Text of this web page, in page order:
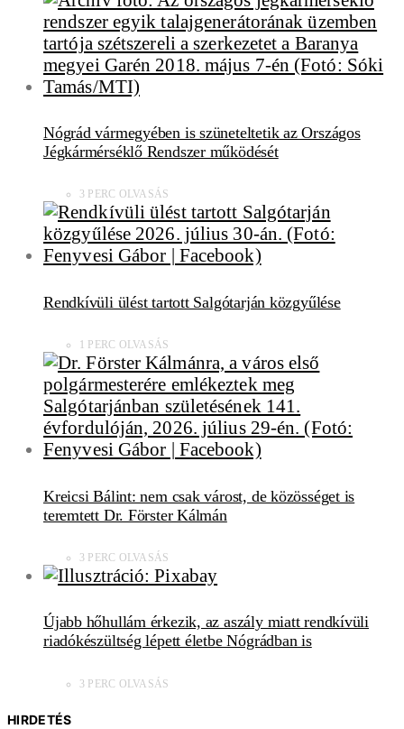
Nógrád vármegyében is szüneteltetik az Országos
Jégkármérséklő Rendszer működését
3 PERC OLVASÁS
Rendkívüli ülést tartott Salgótarján közgyűlése
1 PERC OLVASÁS
Kreicsi Bálint: nem csak várost, de közösséget is
teremtett Dr. Förster Kálmán
3 PERC OLVASÁS
Újabb hőhullám érkezik, az aszály miatt rendkívüli
riadókészültség lépett életbe Nógrádban is
3 PERC OLVASÁS
HIRDETÉS